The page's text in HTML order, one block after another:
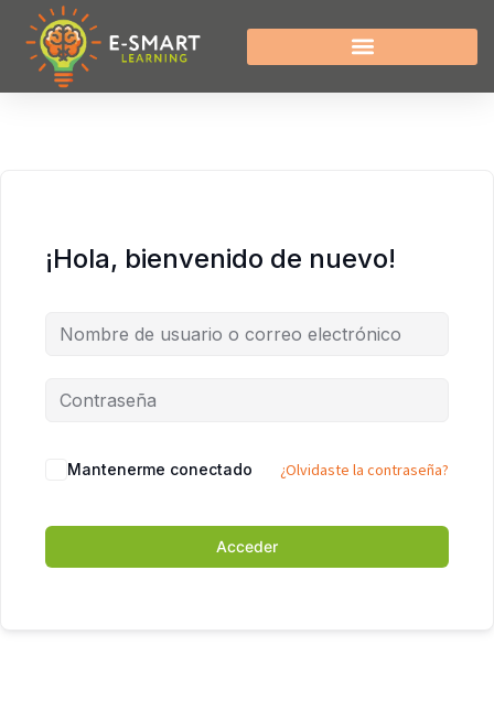
¡Hola, bienvenido de nuevo!
Mantenerme conectado ¿Olvidaste la contraseña?
Acceder